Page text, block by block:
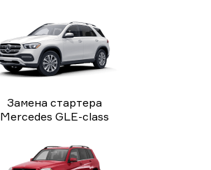
Замена стартера
Mercedes GLE-class